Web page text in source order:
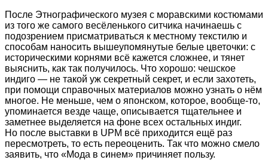
После Этнографического музея с моравскими костюмами
из того же самого весёленького ситчика начинаешь с
подозрением присматриваться к местному текстилю и
способам наносить вышеупомянутые белые цветочки: с
историческими корнями всё кажется сложнее, и тянет
выяснить, как так получилось. Что хорошо: чешское
индиго — не такой уж секретный секрет, и если захотеть,
при помощи справочных материалов можно узнать о нём
многое. Не меньше, чем о японском, которое, вообще-то,
упоминается везде чаще, описывается тщательнее и
заметнее выделяется на фоне всех остальных индиг.
Но после выставки в UPM всё приходится ещё раз
пересмотреть, то есть переоценить. Так что можно смело
заявить, что «Мода в синем» причиняет пользу.